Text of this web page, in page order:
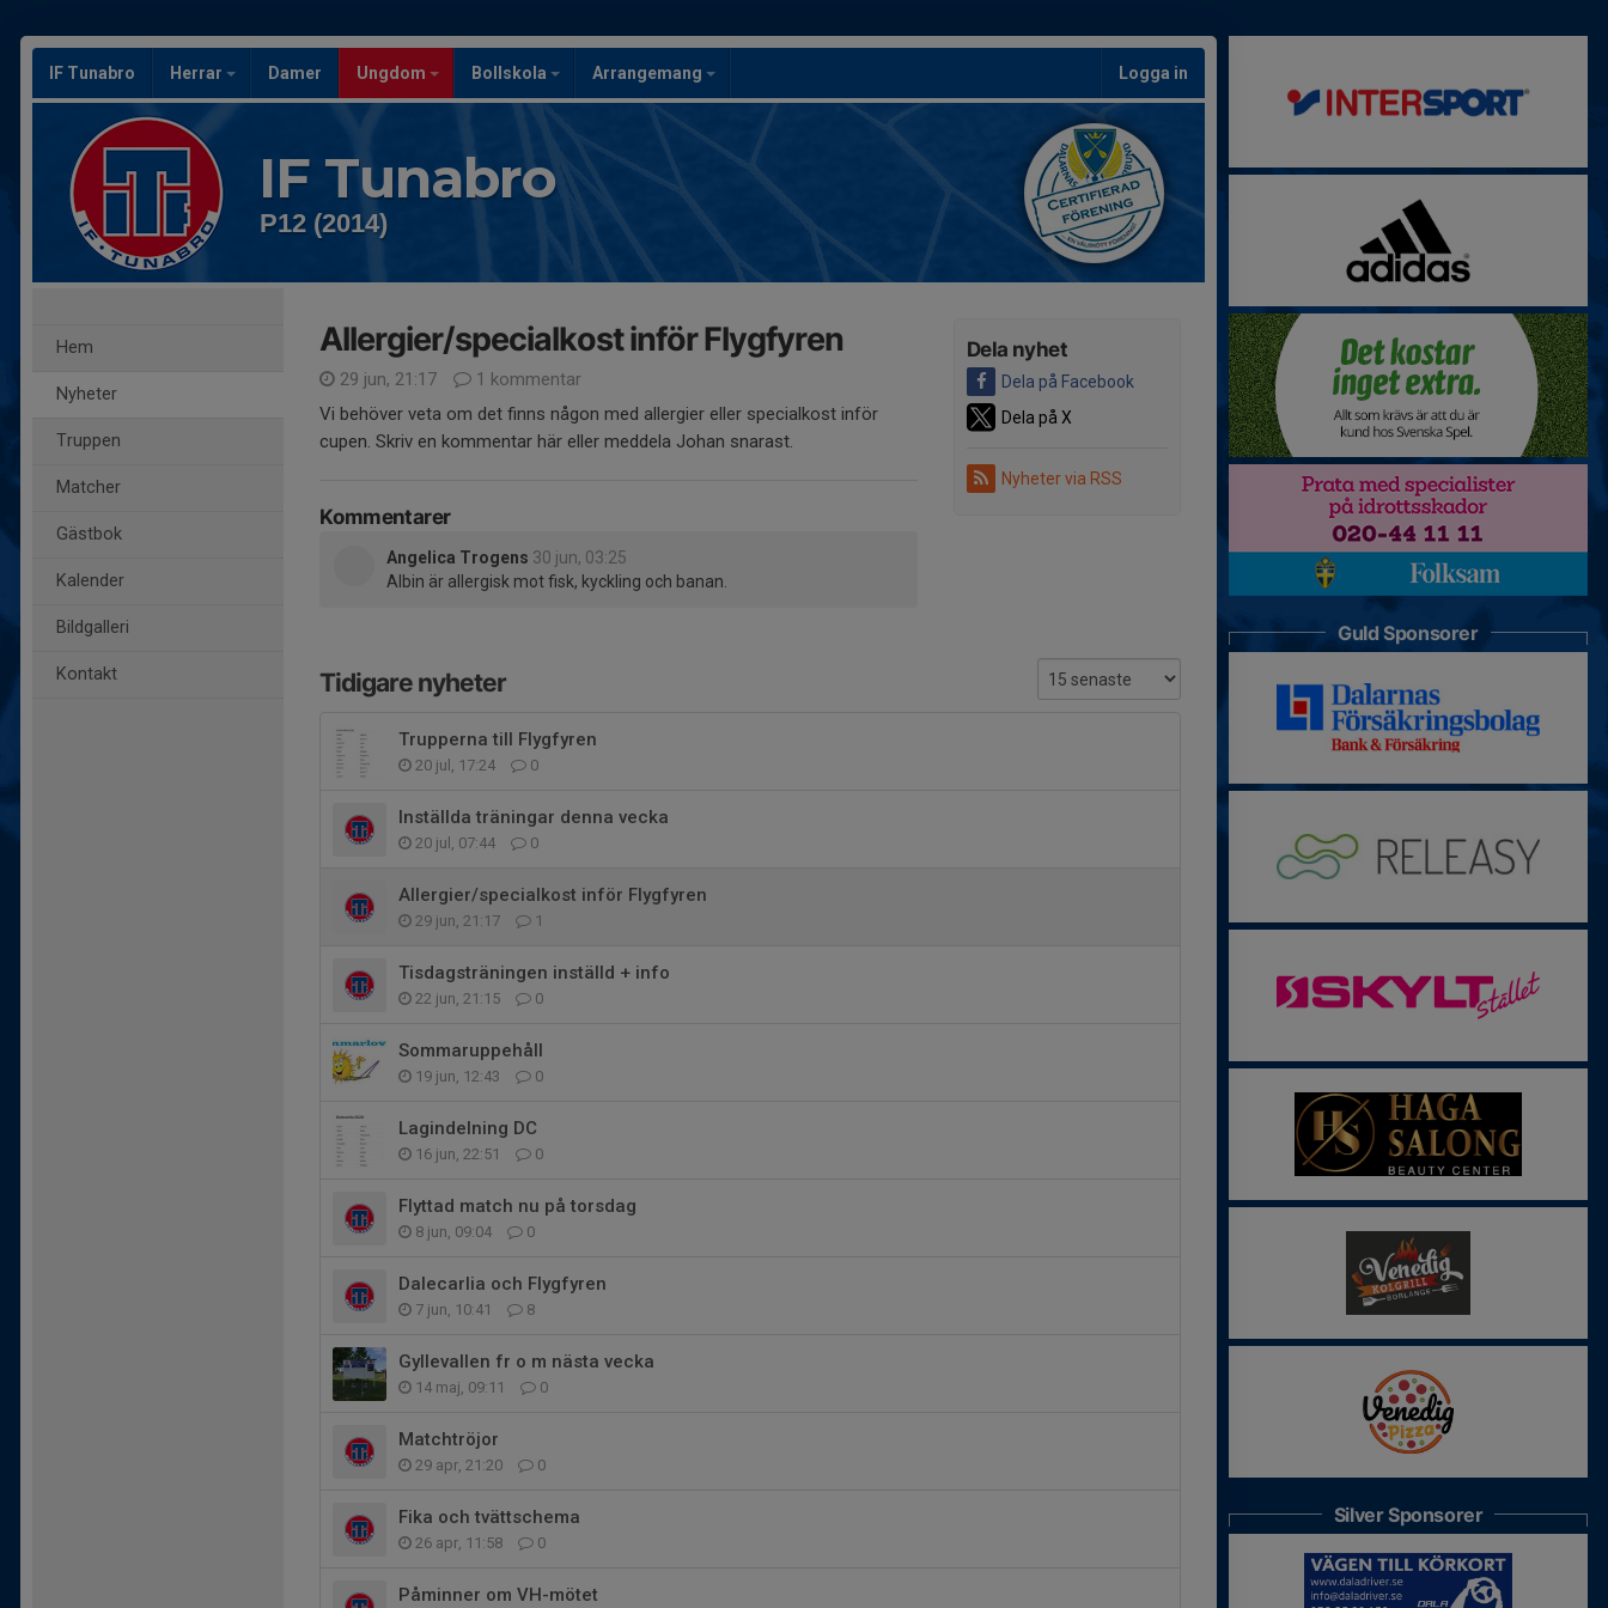
IF Tunabro Herrar Damer Ungdom Bollskola Arrangemang Logga in
IF Tunabro
P12 (2014)
Hem
Nyheter
Truppen
Matcher
Gästbok
Kalender
Bildgalleri
Kontakt
Dela nyhet
Dela på Facebook
Dela på X
Nyheter via RSS
Allergier/specialkost inför Flygfyren
29 jun, 21:17
1 kommentar
Vi behöver veta om det finns någon med allergier eller specialkost inför
cupen. Skriv en kommentar här eller meddela Johan snarast.
Kommentarer
Angelica Trogens 30 jun, 03:25
Albin är allergisk mot fisk, kyckling och banan.
Tidigare nyheter
Trupperna till Flygfyren
20 jul, 17:24 0
Inställda träningar denna vecka
20 jul, 07:44 0
Allergier/specialkost inför Flygfyren
29 jun, 21:17 1
Tisdagsträningen inställd + info
22 jun, 21:15 0
Sommaruppehåll
19 jun, 12:43 0
Lagindelning DC
16 jun, 22:51 0
Flyttad match nu på torsdag
8 jun, 09:04 0
Dalecarlia och Flygfyren
7 jun, 10:41 8
Gyllevallen fr o m nästa vecka
14 maj, 09:11 0
Matchtröjor
29 apr, 21:20 0
Fika och tvättschema
26 apr, 11:58 0
Påminner om VH-mötet
Guld Sponsorer
Silver Sponsorer